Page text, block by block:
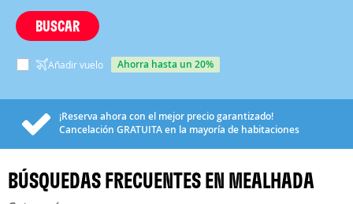
BUSCAR
Añadir vuelo ahorra hasta un 20%
¡Reserva ahora con el mejor precio garantizado!
Cancelación GRATUITAen la mayoría de habitaciones
BÚSQUEDAS FRECUENTES EN MEALHADA